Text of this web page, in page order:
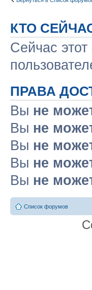
КТО
Сейчас
ПРАВА
Вы не
Вы не
Вы не
Вы не
Вы не
Список форумов